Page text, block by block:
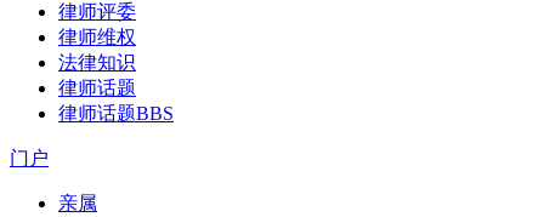
律师评委
律师维权
法律知识
律师话题
律师话题BBS
门户
亲属